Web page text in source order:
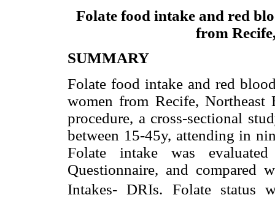
Folate food intake and red
from
SUMMARY
Folate food intake and red
women from Recife,
procedure, a cross-sectional
between 15-45y, attending in
Folate intake was
Questionnaire, and compared
Intakes- DRIs. Folate